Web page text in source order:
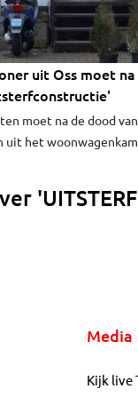
uit Oss moet
moet na de dood
het
duidelijk in een
Media
Kijk live